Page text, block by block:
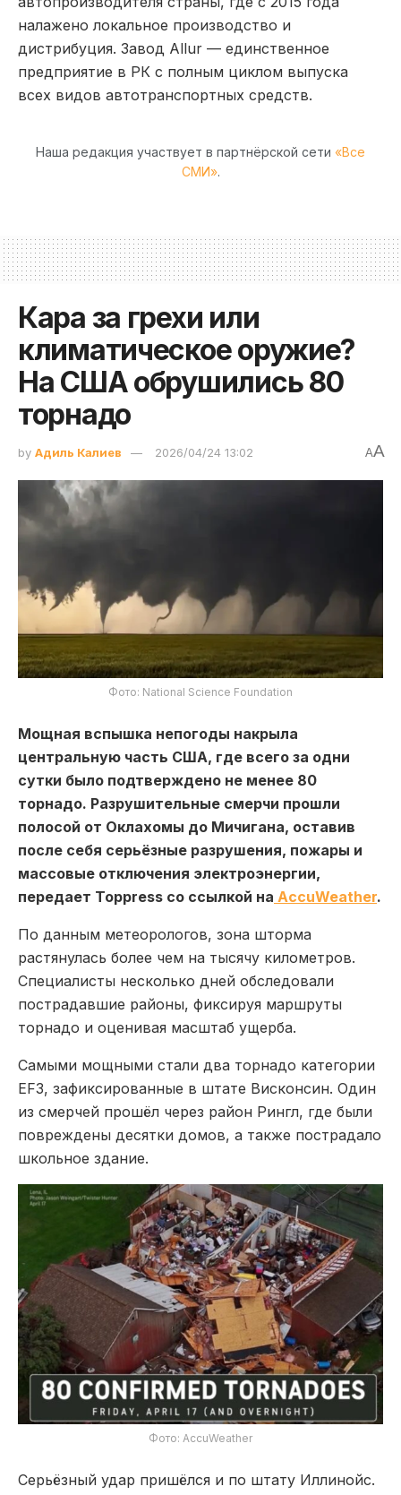
налажено локальное производство и
дистрибуция. Завод Allur — единственное
предприятие в РК с полным циклом выпуска
всех видов автотранспортных средств.
Наша редакция участвует в партнёрской сети «Все
СМИ».
Кара за грехи или
климатическое оружие?
На США обрушились 80
торнадо
by Адиль Калиев 2026/04/24 13:02 AA
Фото: National Science Foundation
Мощная вспышка непогоды накрыла
центральную часть США, где всего за одни
сутки было подтверждено не менее 80
торнадо. Разрушительные смерчи прошли
полосой от Оклахомы до Мичигана, оставив
после себя серьёзные разрушения, пожары и
массовые отключения электроэнергии,
передает Toppress со ссылкой на AccuWeather.
По данным метеорологов, зона шторма
растянулась более чем на тысячу километров.
Специалисты несколько дней обследовали
пострадавшие районы, фиксируя маршруты
торнадо и оценивая масштаб ущерба.
Самыми мощными стали два торнадо категории
EF3, зафиксированные в штате Висконсин. Один
из смерчей прошёл через район Рингл, где были
повреждены десятки домов, а также пострадало
школьное здание.
Фото: AccuWeather
Серьёзный удар пришёлся и по штату Иллинойс.